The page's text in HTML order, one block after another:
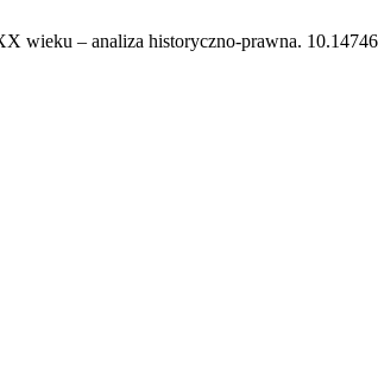
wieku – analiza historyczno-prawna.